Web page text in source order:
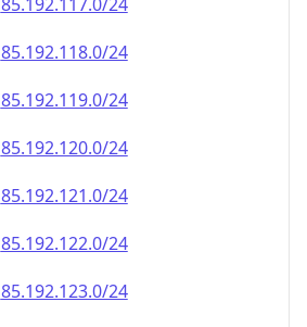
85.192.118.0/24
85.192.119.0/24
85.192.120.0/24
85.192.121.0/24
85.192.122.0/24
85.192.123.0/24
85.192.124.0/24